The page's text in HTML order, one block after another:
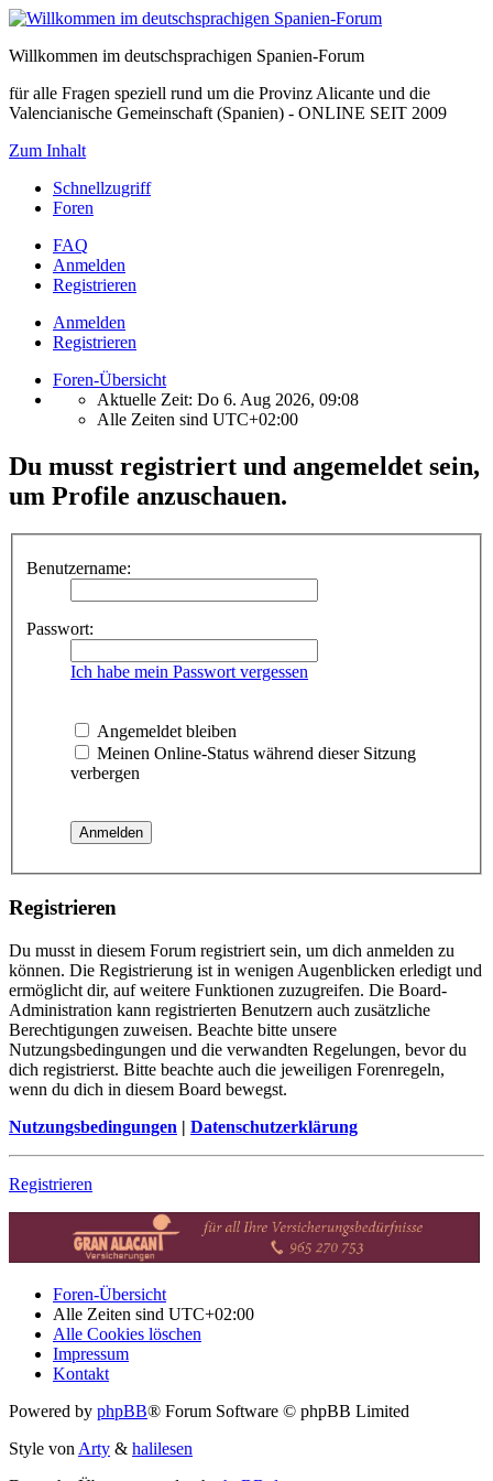
Willkommen im deutschsprachigen Spanien-Forum
für alle Fragen speziell rund um die Provinz Alicante und die
Valencianische Gemeinschaft (Spanien) - ONLINE SEIT 2009
Zum Inhalt
Schnellzugriff
Foren
FAQ
Anmelden
Registrieren
Anmelden
Registrieren
Foren-Übersicht
Aktuelle Zeit: Do 6. Aug 2026, 09:08
Alle Zeiten sind UTC+02:00
Du musst registriert und angemeldet sein,
um Profile anzuschauen.
Benutzername:
Passwort:
Ich habe mein Passwort vergessen
Angemeldet bleiben
Meinen Online-Status während dieser Sitzung
verbergen
Registrieren
Du musst in diesem Forum registriert sein, um dich anmelden zu
können. Die Registrierung ist in wenigen Augenblicken erledigt und
ermöglicht dir, auf weitere Funktionen zuzugreifen. Die Board-
Administration kann registrierten Benutzern auch zusätzliche
Berechtigungen zuweisen. Beachte bitte unsere
Nutzungsbedingungen und die verwandten Regelungen, bevor du
dich registrierst. Bitte beachte auch die jeweiligen Forenregeln,
wenn du dich in diesem Board bewegst.
Nutzungsbedingungen | Datenschutzerklärung
Registrieren
Foren-Übersicht
Alle Zeiten sind UTC+02:00
Alle Cookies löschen
Impressum
Kontakt
Powered by phpBB® Forum Software © phpBB Limited
Style von Arty & halilesen